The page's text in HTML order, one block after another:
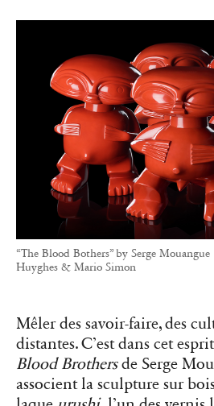
“The Blood Bothers” by Serge
Huyghes & Mario Simon
Mêler des savoir-faire, des
distantes. C’est dans cet
Blood Brothersde Serge
associent la sculpture sur